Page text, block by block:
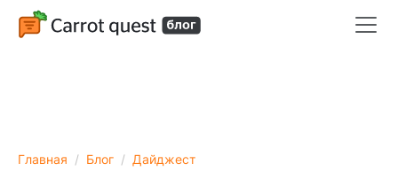
Главная Блог Дайджест